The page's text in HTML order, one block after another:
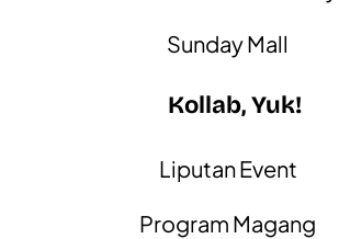
Sunday Mall
Kollab, Yuk!
Liputan Event
Program Magang